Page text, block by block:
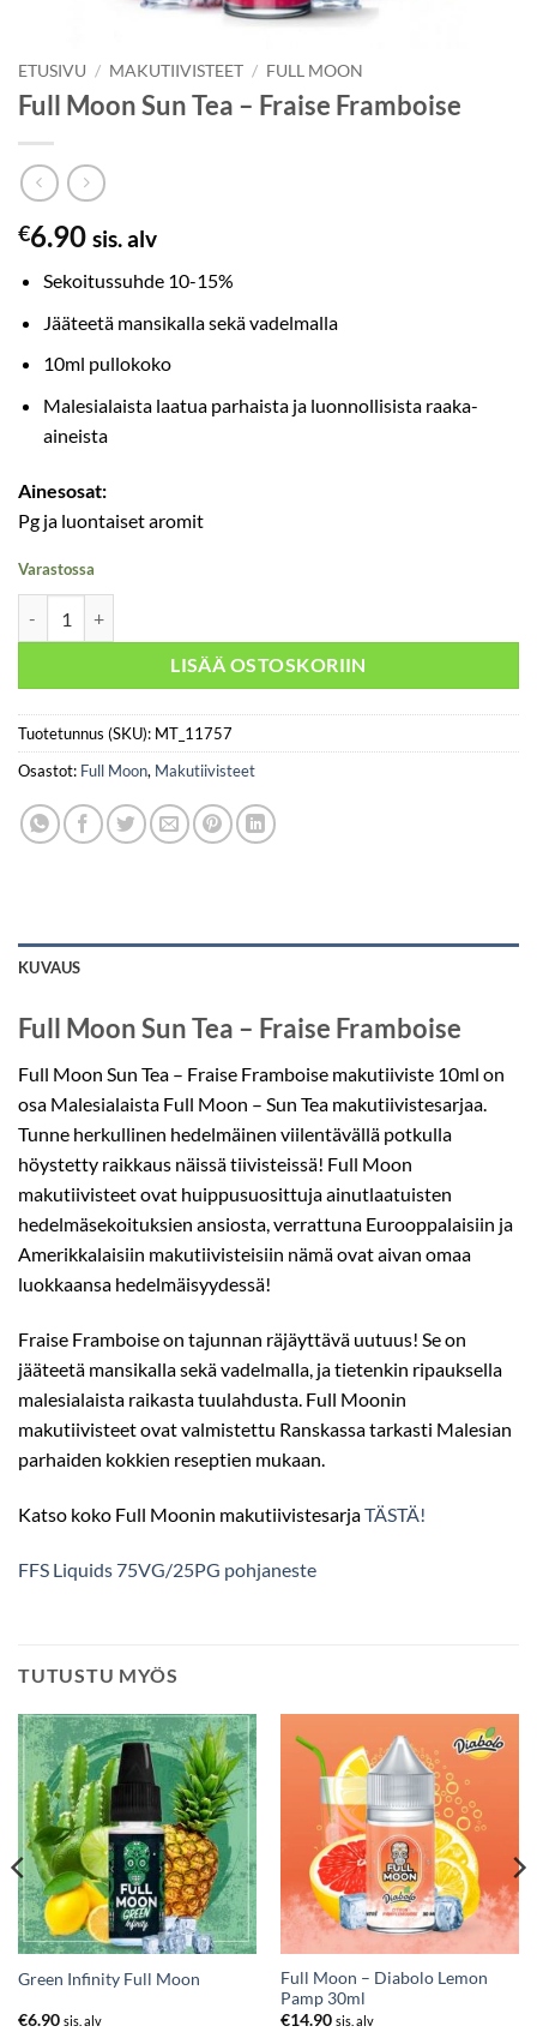
ETUSIVU / MAKUTIIVISTEET / FULL MOON
Full Moon Sun Tea – Fraise Framboise
€6.90 sis. alv
Sekoitussuhde 10-15%
Jääteetä mansikalla sekä vadelmalla
10ml pullokoko
Malesialaista laatua parhaista ja luonnollisista raaka-
aineista
Ainesosat:
Pg ja luontaiset aromit
Varastossa
LISÄÄ OSTOSKORIIN
Tuotetunnus (SKU): MT_11757
Osastot: Full Moon, Makutiivisteet
KUVAUS
Full Moon Sun Tea – Fraise Framboise
Full Moon Sun Tea – Fraise Framboise makutiiviste 10ml on
osa Malesialaista Full Moon – Sun Tea makutiivistesarjaa.
Tunne herkullinen hedelmäinen viilentävällä potkulla
höystetty raikkaus näissä tiivisteissä! Full Moon
makutiivisteet ovat huippusuosittuja ainutlaatuisten
hedelmäsekoituksien ansiosta, verrattuna Eurooppalaisiin ja
Amerikkalaisiin makutiivisteisiin nämä ovat aivan omaa
luokkaansa hedelmäisyydessä!
Fraise Framboise on tajunnan räjäyttävä uutuus! Se on
jääteetä mansikalla sekä vadelmalla, ja tietenkin ripauksella
malesialaista raikasta tuulahdusta. Full Moonin
makutiivisteet ovat valmistettu Ranskassa tarkasti Malesian
parhaiden kokkien reseptien mukaan.
Katso koko Full Moonin makutiivistesarjaTÄSTÄ!
FFS Liquids 75VG/25PG pohjaneste
TUTUSTU MYÖS
Green Infinity Full Moon
€6.90 sis. alv
Full Moon – Diabolo Lemon
Pamp 30ml
€14.90 sis. alv